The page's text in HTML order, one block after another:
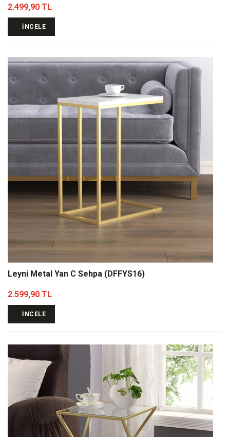
2.499,90 TL
İNCELE
Leyni Metal Yan C Sehpa (DFFYS16)
2.599,90 TL
İNCELE